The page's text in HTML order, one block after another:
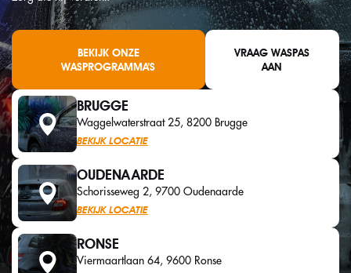
BEKIJK ONZE
WASPROGRAMMA’S
VRAAG WASPAS
AAN
BRUGGE
Waggelwaterstraat 25, 8200 Brugge
BEKIJK LOCATIE
OUDENAARDE
Schorisseweg 2, 9700 Oudenaarde
BEKIJK LOCATIE
RONSE
Viermaartlaan 64, 9600 Ronse